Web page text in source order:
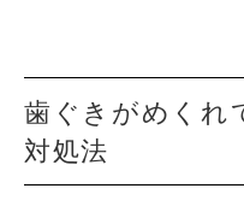
歯ぐきがめくれ
対処法